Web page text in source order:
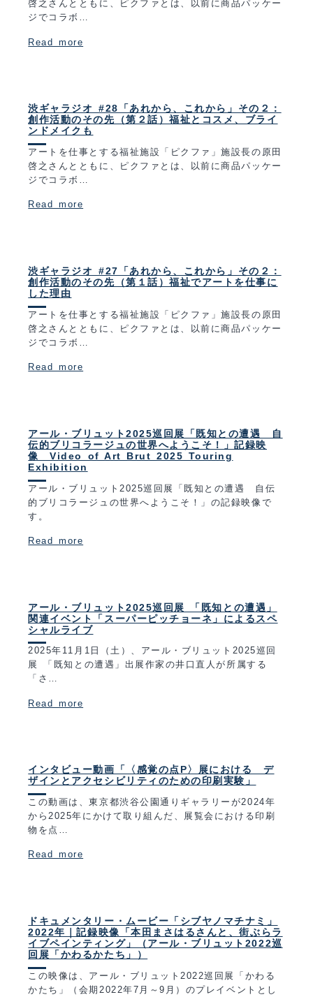
啓之さんとともに、ピクファとは、以前に商品パッケー
ジでコラボ…
Read more
渋ギャラジオ #28「あれから、これから」その２：
創作活動のその先（第２話）福祉とコスメ、ブライ
ンドメイクも
アートを仕事とする福祉施設「ピクファ」施設長の原田
啓之さんとともに、ピクファとは、以前に商品パッケー
ジでコラボ…
Read more
渋ギャラジオ #27「あれから、これから」その２：
創作活動のその先（第１話）福祉でアートを仕事に
した理由
アートを仕事とする福祉施設「ピクファ」施設長の原田
啓之さんとともに、ピクファとは、以前に商品パッケー
ジでコラボ…
Read more
アール・ブリュット2025巡回展「既知との遭遇 自
伝的ブリコラージュの世界へようこそ！」記録映
像 Video of Art Brut 2025 Touring
Exhibition
アール・ブリュット2025巡回展「既知との遭遇 自伝
的ブリコラージュの世界へようこそ！」の記録映像で
す。
Read more
アール・ブリュット2025巡回展 「既知との遭遇」
関連イベント「スーパーピッチョーネ」によるスペ
シャルライブ
2025年11月1日（土）、アール・ブリュット2025巡回
展 「既知との遭遇」出展作家の井口直人が所属する
「さ…
Read more
インタビュー動画「〈感覚の点P〉展における デ
ザインとアクセシビリティのための印刷実験」
この動画は、東京都渋谷公園通りギャラリーが2024年
から2025年にかけて取り組んだ、展覧会における印刷
物を点…
Read more
ドキュメンタリー・ムービー「シブヤノマチナミ」
2022年｜記録映像「本田まさはるさんと、街ぶらラ
イブペインティング」（アール・ブリュット2022巡
回展「かわるかたち」）
この映像は、アール・ブリュット2022巡回展「かわる
かたち」（会期2022年7月～9月）のプレイベントとし